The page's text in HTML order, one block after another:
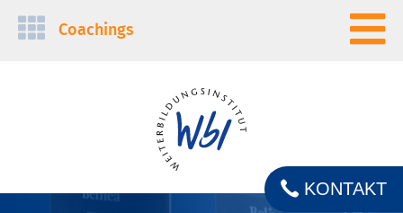
Navigation
Coachings
KONTAKT